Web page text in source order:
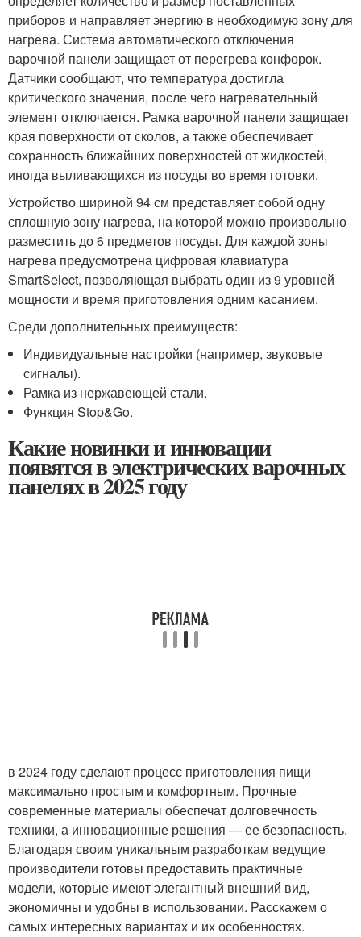
приборов и направляет энергию в необходимую зону для
нагрева. Система автоматического отключения
варочной панели защищает от перегрева конфорок.
Датчики сообщают, что температура достигла
критического значения, после чего нагревательный
элемент отключается. Рамка варочной панели защищает
края поверхности от сколов, а также обеспечивает
сохранность ближайших поверхностей от жидкостей,
иногда выливающихся из посуды во время готовки.
Устройство шириной 94 см представляет собой одну
сплошную зону нагрева, на которой можно произвольно
разместить до 6 предметов посуды. Для каждой зоны
нагрева предусмотрена цифровая клавиатура
SmartSelect, позволяющая выбрать один из 9 уровней
мощности и время приготовления одним касанием.
Среди дополнительных преимуществ:
Индивидуальные настройки (например, звуковые
сигналы).
Рамка из нержавеющей стали.
Функция Stop&Go.
Какие новинки и инновации
появятся в электрических варочных
панелях в 2025 году
в 2024 году сделают процесс приготовления пищи
максимально простым и комфортным. Прочные
современные материалы обеспечат долговечность
техники, а инновационные решения — ее безопасность.
Благодаря своим уникальным разработкам ведущие
производители готовы предоставить практичные
модели, которые имеют элегантный внешний вид,
экономичны и удобны в использовании. Расскажем о
самых интересных вариантах и их особенностях.